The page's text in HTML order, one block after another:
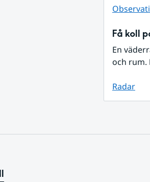
Få koll
En
och rum.
Radar